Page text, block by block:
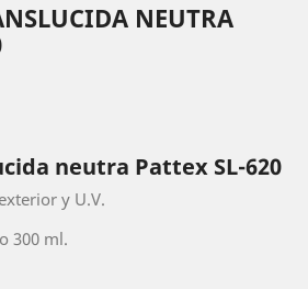
NEUTRA
neutra Pattex SL-620
y U.V.
300 ml.